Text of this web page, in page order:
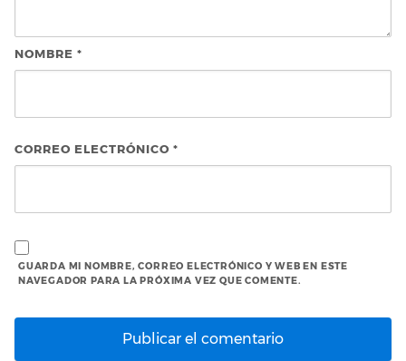
NOMBRE *
CORREO ELECTRÓNICO *
GUARDA MI NOMBRE, CORREO ELECTRÓNICO Y WEB EN ESTE
NAVEGADOR PARA LA PRÓXIMA VEZ QUE COMENTE.